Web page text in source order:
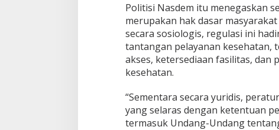
Politisi Nasdem itu menegaskan
merupakan hak dasar
secara sosiologis, regulasi ini
tantangan pelayanan kesehatan,
akses, ketersediaan fasilitas, dan
kesehatan.
“Sementara secara yuridis,
yang selaras dengan ketentuan
termasuk Undang-Undang